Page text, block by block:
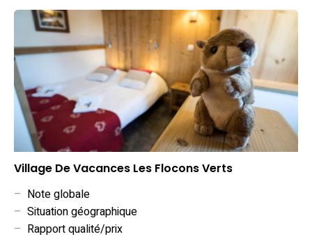
Village De Vacances Les Flocons Verts
– Note globale
– Situation géographique
– Rapport qualité/prix